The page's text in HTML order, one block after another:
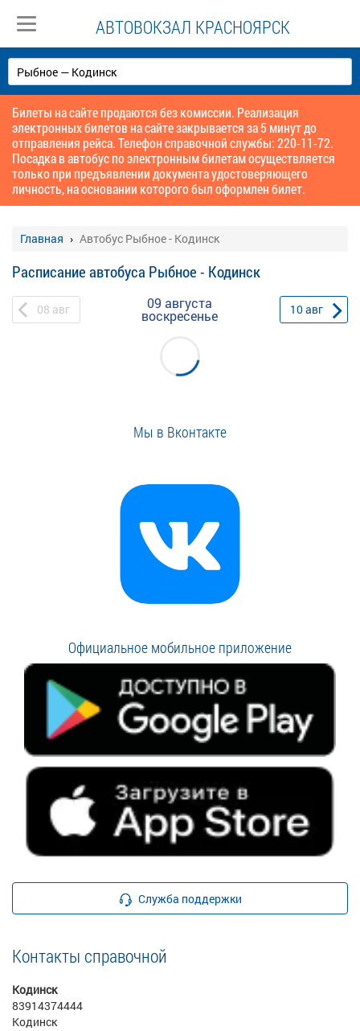
АВТОВОКЗАЛ КРАСНОЯРСК
Билеты на сайте продаются без комиссии. Реализация
электронных билетов на сайте закрывается за 5 минут до
отправления рейса. Телефон справочной службы: 220-11-72.
Посадка в автобус по электронным билетам осуществляется
только при предъявлении документа удостоверяющего
личность, на основании которого был оформлен билет.
Главная Автобус Рыбное - Кодинск
Расписание автобуса Рыбное - Кодинск
08 авг 09 августа
воскресенье 10авг
Мы в Вконтакте
Официальное мобильное приложение
Служба поддержки
Контакты справочной
Кодинск
83914374444
Кодинск